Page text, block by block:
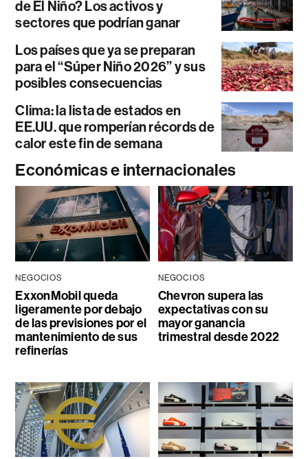
de El Niño? Los activos y
sectores que podrían ganar
Los países que ya se preparan
para el “Súper Niño 2026” y sus
posibles consecuencias
Clima: la lista de estados en
EE.UU. que romperían récords de
calor este fin de semana
Económicas e internacionales
NEGOCIOS
ExxonMobil queda
ligeramente por debajo
de las previsiones por el
mantenimiento de sus
refinerías
NEGOCIOS
Chevron supera las
expectativas con su
mayor ganancia
trimestral desde 2022